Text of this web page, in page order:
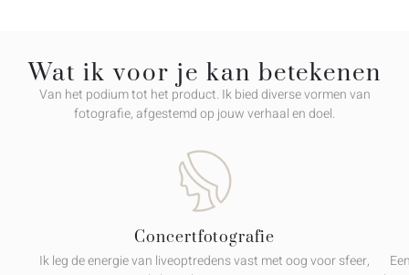
Wat ik voor je kan betekenen
Van het podium tot het product. Ik bied diverse vormen van
fotografie, afgestemd op jouw verhaal en doel.
Concertfotografie
Ik leg de energie van liveoptredens vast met oog voor sfeer,